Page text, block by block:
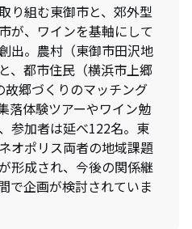
り組む東御市と、郊外型
が、ワインを基軸にして
出。農村（東御市⽥沢地
、都市住⺠（横浜市上郷
故郷づくりのマッチング
落体験ツアーやワイン勉
参加者は延べ122名。東
オポリス両者の地域課題
形成され、今後の関係継
で企画が検討されていま